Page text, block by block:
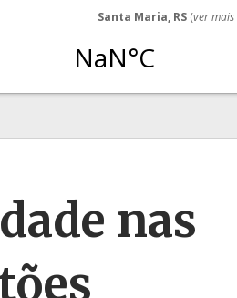
Santa Maria, RS (ver mais
nas